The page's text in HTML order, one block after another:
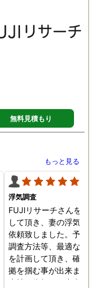
無料見積もり
もっと見る
浮気調査
FUJIリサーチさんをご紹
して頂き、妻の浮気調査
依頼致しました。予算か
調査方法等、最適なやり
を計画して頂き、確実な
拠を掴む事が出来ました
当社に依頼して本当に良